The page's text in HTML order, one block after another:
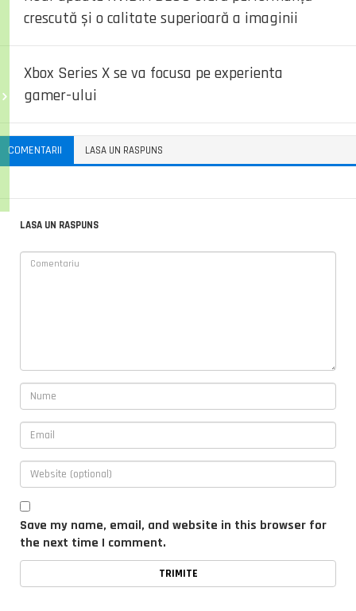
crescută și o calitate superioară a imaginii
Xbox Series X se va focusa pe experienta
gamer-ului
COMENTARII LASA UN RASPUNS
LASA UN RASPUNS
Save my name, email, and website in this browser for
the next time I comment.